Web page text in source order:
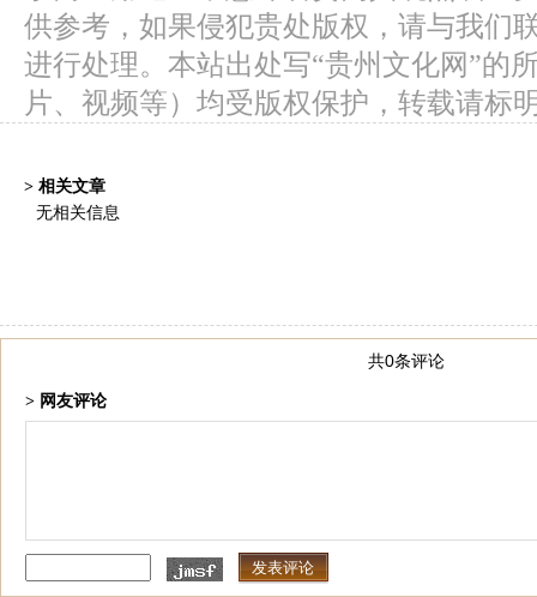
供参考，如果侵犯贵处版权，请与我们
进行处理。本站出处写“贵州文化网”的
片、视频等）均受版权保护，转载请标
> 相关文章
无相关信息
共0条评论
> 网友评论